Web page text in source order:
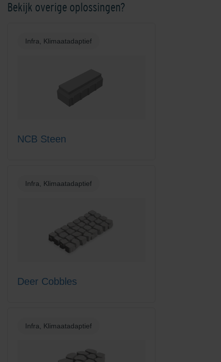
Bekijk overige oplossingen?
Infra, Klimaatadaptief
NCB Steen
Infra, Klimaatadaptief
Deer Cobbles
Infra, Klimaatadaptief